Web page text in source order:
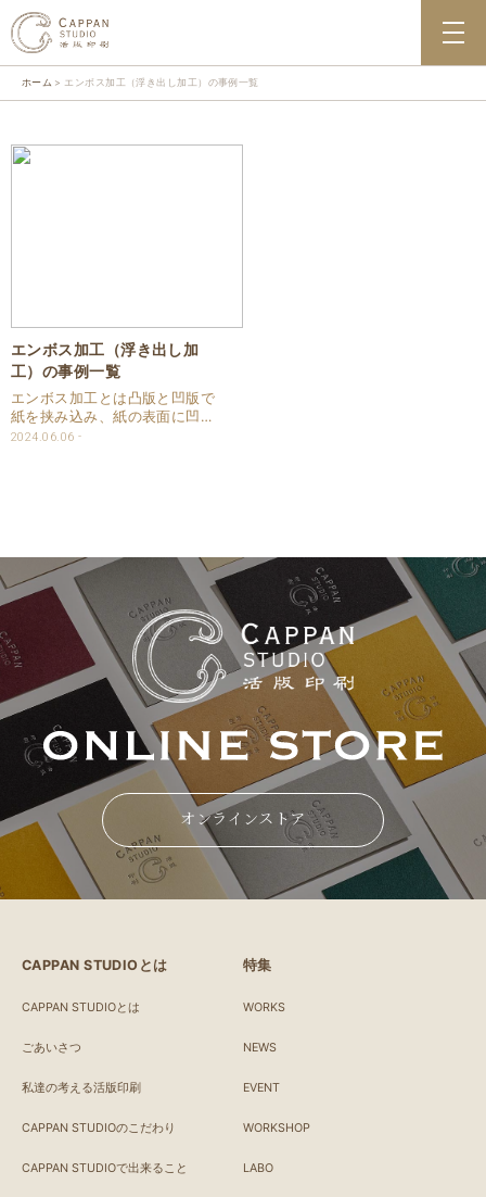
ホーム エンボス加工（浮き出し加工）の事例一覧
エンボス加工（浮き出し加
工）の事例一覧
エンボス加工とは凸版と凹版で
紙を挟み込み、紙の表面に凹凸
をつけてデザインやロゴ、テキ
2024.06.06
オンラインストア
CAPPAN STUDIOとは
CAPPAN STUDIOとは
ごあいさつ
私達の考える活版印刷
CAPPAN STUDIOのこだわり
CAPPAN STUDIOで出来ること
特集
WORKS
NEWS
EVENT
WORKSHOP
LABO